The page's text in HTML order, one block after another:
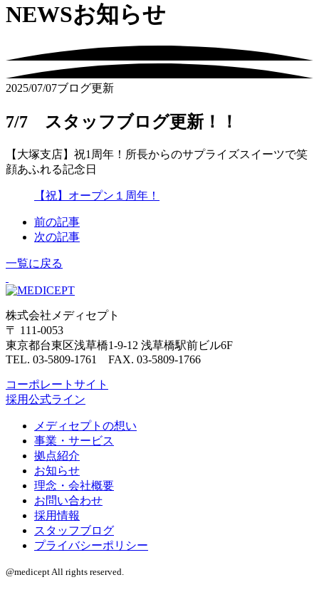
NEWSお知らせ
2025/07/07ブログ更新
7/7 スタッフブログ更新！！
【大塚支店】祝1周年！所長からのサプライズスイーツで笑
顔あふれる記念日
【祝】オープン１周年！
前の記事
次の記事
一覧に戻る
株式会社メディセプト
〒 111-0053
東京都台東区浅草橋1-9-12 浅草橋駅前ビル6F
TEL. 03-5809-1761 FAX. 03-5809-1766
コーポレートサイト
採用公式ライン
メディセプトの想い
事業・サービス
拠点紹介
お知らせ
理念・会社概要
お問い合わせ
採用情報
スタッフブログ
プライバシーポリシー
@medicept All rights reserved.